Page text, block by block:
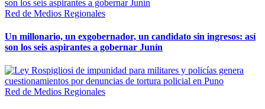
Red de Medios Regionales
Un millonario, un exgobernador, un candidato sin ingresos: así
son los seis aspirantes a gobernar Junín
Red de Medios Regionales